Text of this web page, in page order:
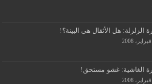
الزلزلة: هل الأثقال هي البينة؟!
الغاشية: غشو مستحق!